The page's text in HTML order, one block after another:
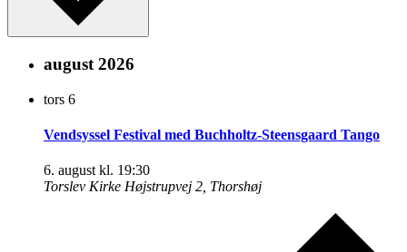
august 2026
tors 6
Vendsyssel Festival med Buchholtz-Steensgaard Tango
6. august kl. 19:30
Torslev Kirke Højstrupvej 2, Thorshøj